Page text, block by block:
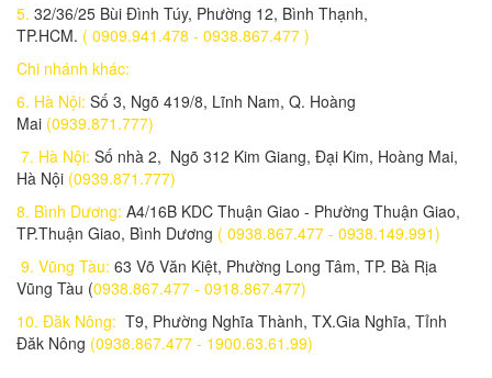
Đèn pha 200w 2 khoan led (L66200/2B)
1.700.000 đ1,400,000 đ
EZVIZ_CS-HAL-LB1-LWAW
Liên hệ
Máy Đo Thân Nhiệt
650.000 đ 450,000 đ
Đèn pha 300w - chế độ 3 màu (L64300/3M)
1.500.000 đ1,200,000 đ
Đèn đường SLM-200/N (SLM-200/N)
1.900.000 đ1,690,000 đ
5. 32/36/25 Bùi Đình Túy, Phường 12, Bình Thạnh,
TP.HCM. ( 0909.941.478 - 0938.867.477 )
Chi nhánh khác:
6. Hà Nội: Số 3, Ngõ 419/8, Lĩnh Nam, Q. Hoàng
Mai (0939.871.777)
7. Hà Nội: Số nhà 2, Ngõ 312 Kim Giang, Đại Kim, Hoàng Mai,
Hà Nội (0939.871.777)
8. Bình Dương: A4/16B KDC Thuận Giao - Phường Thuận Giao,
TP.Thuận Giao, Bình Dương ( 0938.867.477 - 0938.149.991)
9. Vũng Tàu: 63 Võ Văn Kiệt, Phường Long Tâm, TP. Bà Rịa
Vũng Tàu (0938.867.477 - 0918.867.477)
10. Đăk Nông: T9, Phường Nghĩa Thành, TX.Gia Nghĩa, Tỉnh
Đăk Nông (0938.867.477 - 1900.63.61.99)